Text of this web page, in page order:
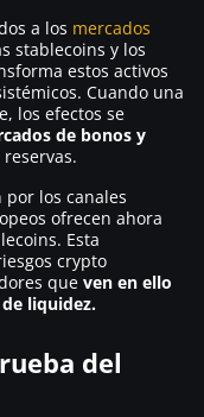
a los mercados
stablecoins y los
estos activos
Cuando una
los efectos se
de bonos y
los canales
ofrecen ahora
Esta
crypto
que ven en ello
liquidez.
del